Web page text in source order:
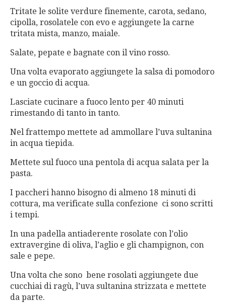
Tritate le solite verdure finemente, carota, sedano,
cipolla, rosolatele con evo e aggiungete la carne
tritata mista, manzo, maiale.
Salate, pepate e bagnate con il vino rosso.
Una volta evaporato aggiungete la salsa di pomodoro
e un goccio di acqua.
Lasciate cucinare a fuoco lento per 40 minuti
rimestando di tanto in tanto.
Nel frattempo mettete ad ammollare l’uva sultanina
in acqua tiepida.
Mettete sul fuoco una pentola di acqua salata per la
pasta.
I paccheri hanno bisogno di almeno 18 minuti di
cottura, ma verificate sulla confezione ci sono scritti
i tempi.
In una padella antiaderente rosolate con l’olio
extravergine di oliva, l’aglio e gli champignon, con
sale e pepe.
Una volta che sono bene rosolati aggiungete due
cucchiai di ragù, l’uva sultanina strizzata e mettete
da parte.